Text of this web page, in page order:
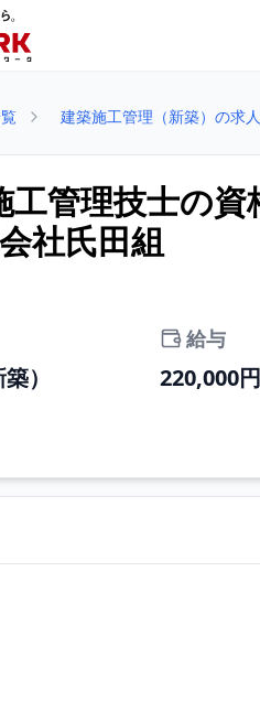
建築施工管理（新築）の求人
工管理技士の
社氏田組
）
給与
220,000